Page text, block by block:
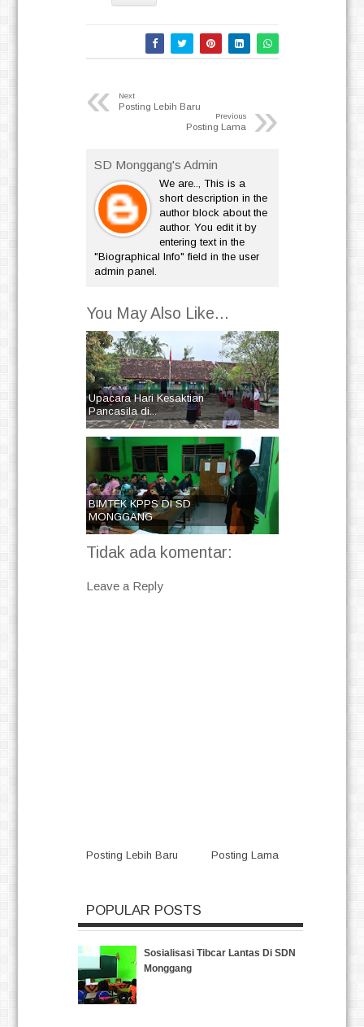
« Next
Posting Lebih Baru »
Previous
Posting Lama
SD Monggang's Admin
We are.., This is a
short description in the
author block about the
author. You edit it by
entering text in the
"Biographical Info" field in the user
admin panel.
You May Also Like...
Upacara Hari Kesaktian
Pancasila di...
BIMTEK KPPS DI SD
MONGGANG
Tidak ada komentar:
Leave a Reply
Posting Lebih Baru Posting Lama
POPULAR POSTS
Sosialisasi Tibcar Lantas Di SDN
Monggang